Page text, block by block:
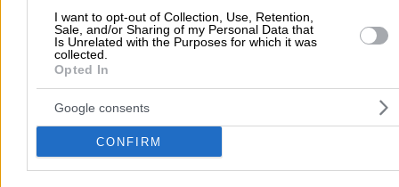
I want to opt-out of Collection, Use, Retention,
Sale, and/or Sharing of my Personal Data that
Is Unrelated with the Purposes for which it was
collected.
Opted In
Google consents
CONFIRM
περισσότερα >>
Τοπική Αναζήτηση
Θεσσαλονίκη
Περιστέρι Καβάλα Τρίπολη
Ρόδος
Πειραιάς Κέρκυρα Χανιά Καλαμάτα
περισσότερα >>